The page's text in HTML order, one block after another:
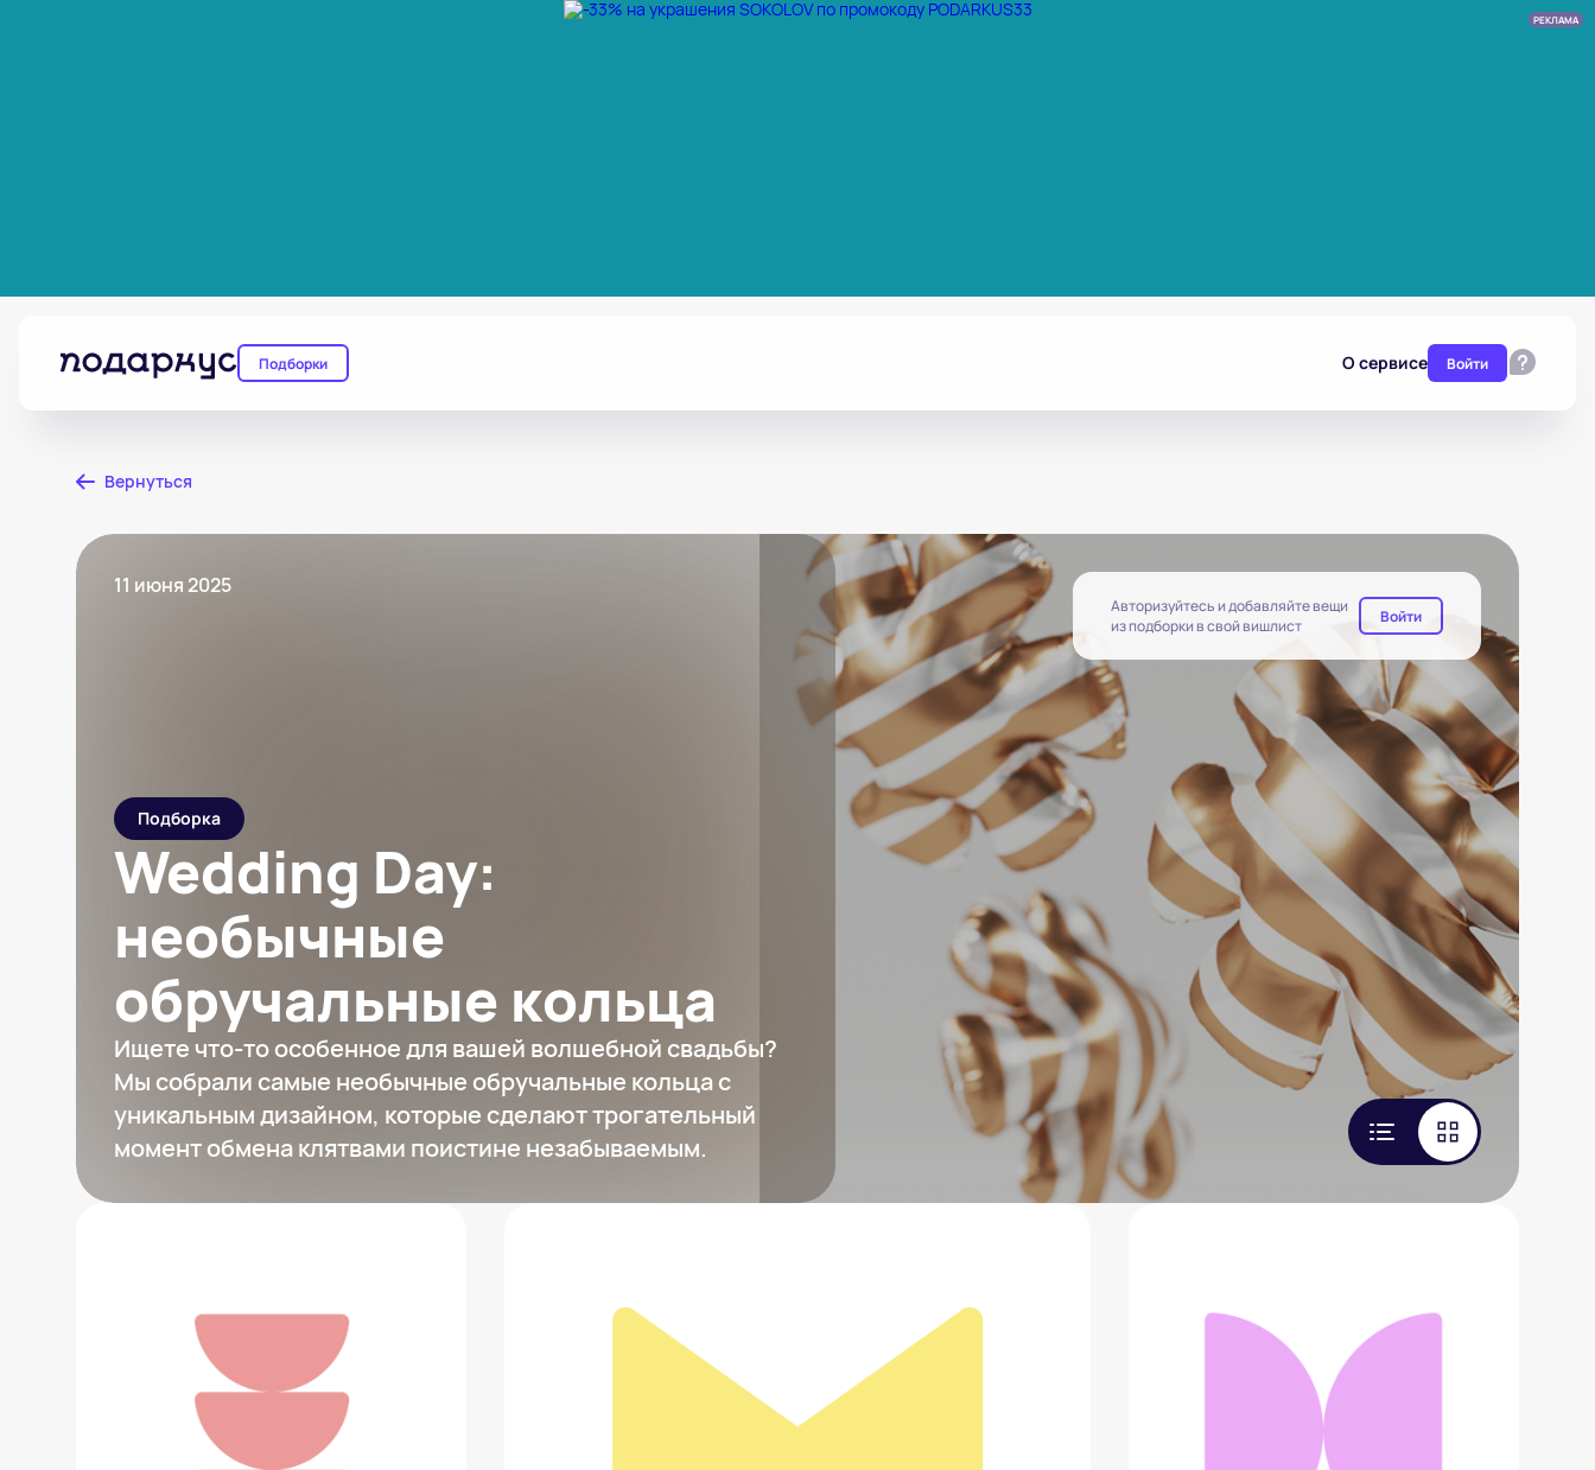
РЕКЛАМА
Подборки О сервисе Войти
Вернуться
11 июня 2025
Подборка
Wedding Day:
необычные
обручальные кольца
Ищете что-то особенное для вашей волшебной свадьбы?
Мы собрали самые необычные обручальные кольца с
уникальным дизайном, которые сделают трогательный
момент обмена клятвами поистине незабываемым.
Авторизуйтесь и добавляйте вещи
из подборки в свой вишлист
Войти
65 235 ₽
Ring Studio
54 079 ₽